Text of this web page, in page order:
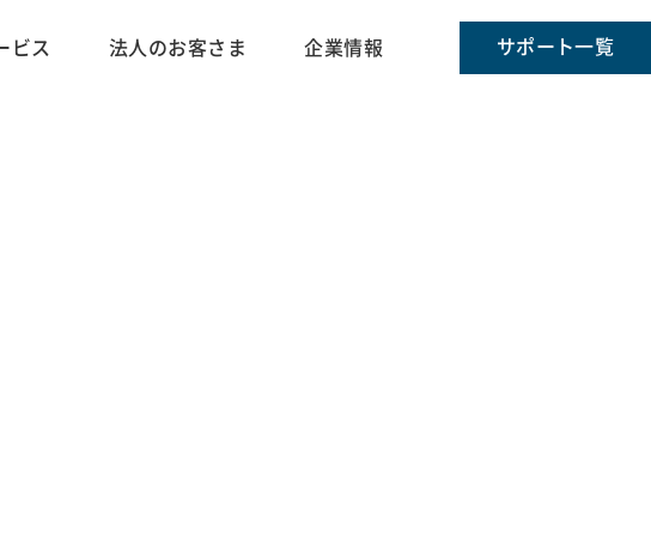
ビス 法人のお客さま 企業情報 サポート一覧